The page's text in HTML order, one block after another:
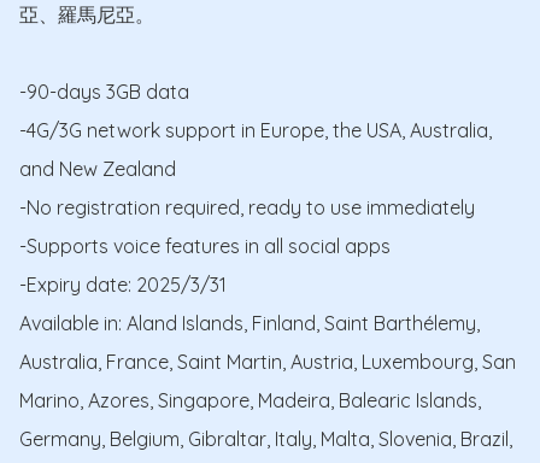
亞、羅馬尼亞。
-90-days 3GB data
-4G/3G network support in Europe, the USA, Australia,
and New Zealand
-No registration required, ready to use immediately
-Supports voice features in all social apps
-Expiry date: 2025/3/31
Available in: Aland Islands, Finland, Saint Barthélemy,
Australia, France, Saint Martin, Austria, Luxembourg, San
Marino, Azores, Singapore, Madeira, Balearic Islands,
Germany, Belgium, Gibraltar, Italy, Malta, Slovenia, Brazil,